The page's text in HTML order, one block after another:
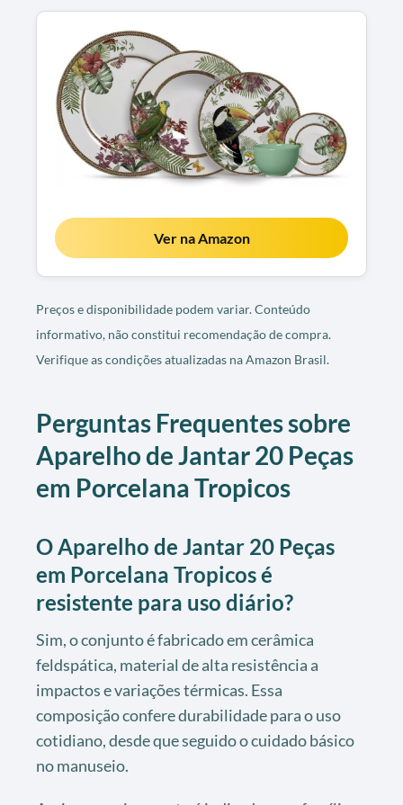
Ver na Amazon
Preços e disponibilidade podem variar. Conteúdo
informativo, não constitui recomendação de compra.
Verifique as condições atualizadas na Amazon Brasil.
Perguntas Frequentes sobre
Aparelho de Jantar 20 Peças
em Porcelana Tropicos
O Aparelho de Jantar 20 Peças
em Porcelana Tropicos é
resistente para uso diário?
Sim, o conjunto é fabricado em cerâmica
feldspática, material de alta resistência a
impactos e variações térmicas. Essa
composição confere durabilidade para o uso
cotidiano, desde que seguido o cuidado básico
no manuseio.